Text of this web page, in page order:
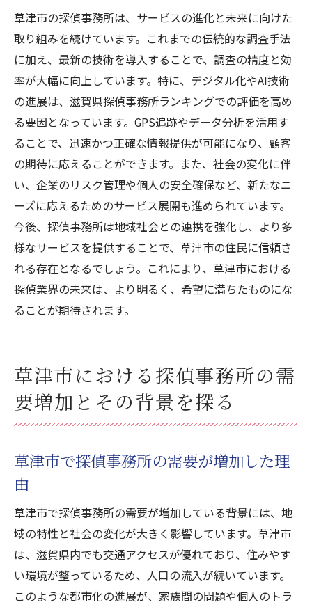
草津市の探偵事務所は、サービスの進化と未来に向けた
取り組みを続けています。これまでの伝統的な調査手法
に加え、最新の技術を導入することで、調査の精度と効
率が大幅に向上しています。特に、デジタル化やAI技術
の進展は、滋賀県探偵事務所ランキングでの評価を高め
る要因となっています。GPS追跡やデータ分析を活用す
ることで、迅速かつ正確な情報提供が可能になり、顧客
の期待に応えることができます。また、社会の変化に伴
い、企業のリスク管理や個人の安全確保など、新たなニ
ーズに応えるためのサービス展開も進められています。
今後、探偵事務所は地域社会との連携を強化し、より多
様なサービスを提供することで、草津市の住民に信頼さ
れる存在となるでしょう。これにより、草津市における
探偵業界の未来は、より明るく、希望に満ちたものにな
ることが期待されます。
草津市における探偵事務所の需
要増加とその背景を探る
草津市で探偵事務所の需要が増加した理
由
草津市で探偵事務所の需要が増加している背景には、地
域の特性と社会の変化が大きく影響しています。草津市
は、滋賀県内でも交通アクセスが優れており、住みやす
い環境が整っているため、人口の流入が続いています。
このような都市化の進展が、家族間の問題や個人のトラ